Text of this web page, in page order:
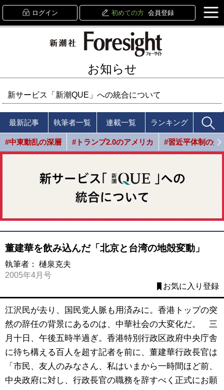
ログイン 初めての方 会員登録
お知らせ
新サービス「新潮QUE」への統合について
最新記事 執筆者一覧 連載一覧 ランキング
#中東動乱の深層 #トランプ2.0のアメリカ #習近平体制の光
董建華を飲み込んだ「北京と台湾の地殻変動」
執筆者： 樋泉克夫
2005年4月号
お気に入り登録
江沢民が去り、国民党人脈も用済みに。香港トップの突
然の辞任の背景にあるのは、中華社会の大変化だ。 三
月十日、午後五時半過ぎ。香港特別行政区政府中央庁舎
に待ち構える百人を超す記者を前に、董建華行政長官は
「市民、友人のみなさん、私はいまから一時間ほど前、
中央政府に対し、行政長官の職務を辞すべく正式にお願